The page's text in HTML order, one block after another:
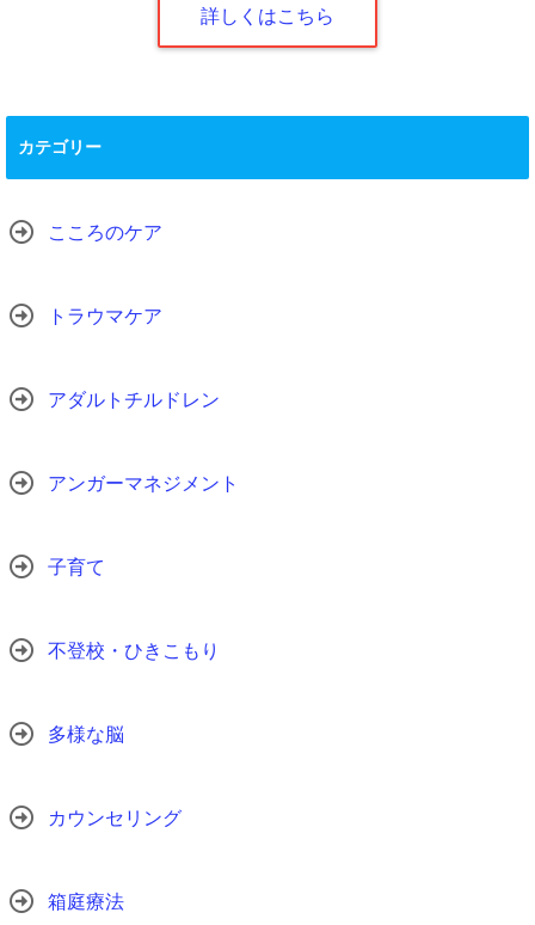
詳しくはこちら
カテゴリー
こころのケア
トラウマケア
アダルトチルドレン
アンガーマネジメント
子育て
不登校・ひきこもり
多様な脳
カウンセリング
箱庭療法